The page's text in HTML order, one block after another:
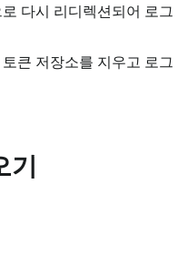
다시 리디렉션되어 로그
큰 저장소를 지우고 로그
기